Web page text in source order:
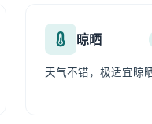
晾晒
天气不错，极适宜晾